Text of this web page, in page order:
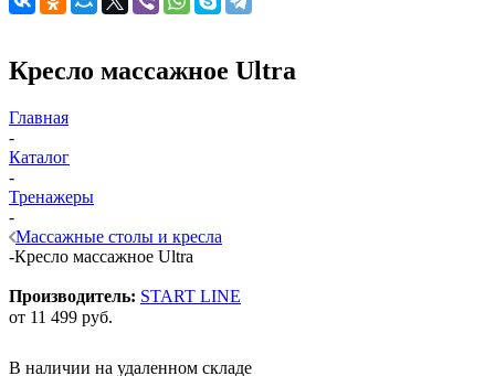
Кресло массажное Ultra
Главная
-
Каталог
-
Тренажеры
-
Массажные столы и кресла
-Кресло массажное Ultra
Производитель: START LINE
от 11 499 руб.
В наличии на удаленном складе